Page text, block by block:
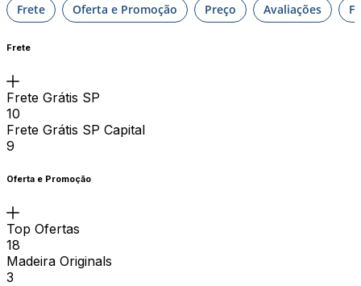
Frete Oferta e Promoção Preço Avaliações
Frete
Frete Grátis SP
10
Frete Grátis SP Capital
9
Oferta e Promoção
Top Ofertas
18
Madeira Originals
3